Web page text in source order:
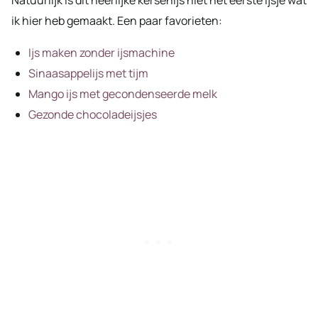
ik hier heb gemaakt. Een paar favorieten:
Ijs maken zonder ijsmachine
Sinaasappelijs met tijm
Mango ijs met gecondenseerde melk
Gezonde chocoladeijsjes